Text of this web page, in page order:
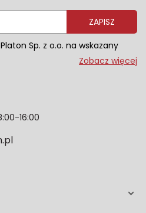
ZAPISZ
Sp. z o.o. na wskazany
informacje marketingowe
znajdziesz w naszej
zgody nie wpłynie na
dokonanego przed
Zobacz więcej
16:00